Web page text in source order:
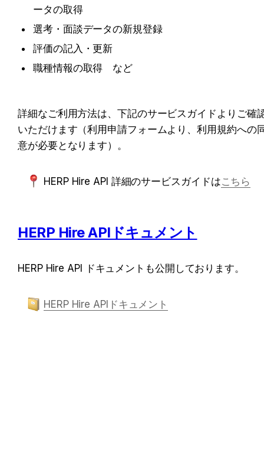
ータの取得
選考・面談データの新規登録
評価の記入・更新
職種情報の取得　など
詳細なご利用方法は、下記のサービスガイドよりご確
いただけます（利用申請フォームより、利用規約への
意が必要となります）。
HERP Hire API 詳細のサービスガイドはこちら
HERP Hire APIドキュメント
HERP Hire API ドキュメントも公開しております。
HERP Hire APIドキュメント